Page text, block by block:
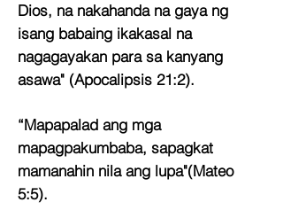
Dios, na nakahanda na gaya ng
isang babaing ikakasal na
nagagayakan para sa kanyang
asawa" (Apocalipsis 21:2).
“Mapapalad ang mga
mapagpakumbaba, sapagkat
mamanahin nila ang lupa"(Mateo
5:5).